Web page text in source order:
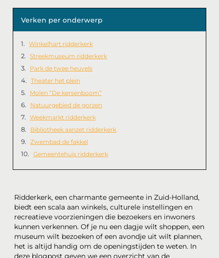
Ridderkerk, een charmante gemeente in Zuid-Holland,
biedt een scala aan winkels, culturele instellingen en
recreatieve voorzieningen die bezoekers en inwoners
kunnen verkennen. Of je nu een dagje wilt shoppen, een
museum wilt bezoeken of een avondje uit wilt plannen,
het is altijd handig om de openingstijden te weten. In
deze blogpost geven we een overzicht van de
Verken per onderwerp
Winkelhart ridderkerk
Streekmuseum ridderkerk
Park de twee heuvels
Theater het plein
Molen “De kersenboom”
Natuurgebied de gorzen
Weekmarkt ridderkerk
Bibliotheek aanzet ridderkerk
Zwembad de fakkel
Gemeentehuis ridderkerk